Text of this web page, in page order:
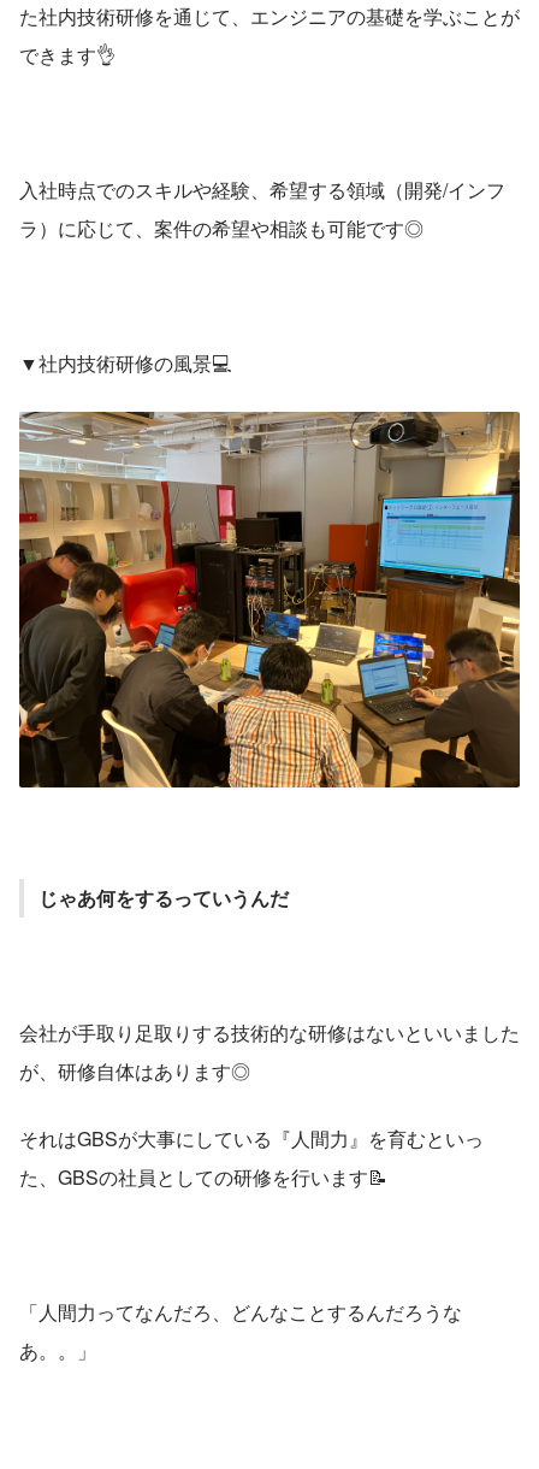
た社内技術研修を通じて、エンジニアの基礎を学ぶことが
できます👌
入社時点でのスキルや経験、希望する領域（開発/インフ
ラ）に応じて、案件の希望や相談も可能です◎
▼社内技術研修の風景💻
じゃあ何をするっていうんだ
会社が手取り足取りする技術的な研修はないといいました
が、研修自体はあります◎
それはGBSが大事にしている『人間力』を育むといっ
た、GBSの社員としての研修を行います📝
「人間力ってなんだろ、どんなことするんだろうな
あ。。」